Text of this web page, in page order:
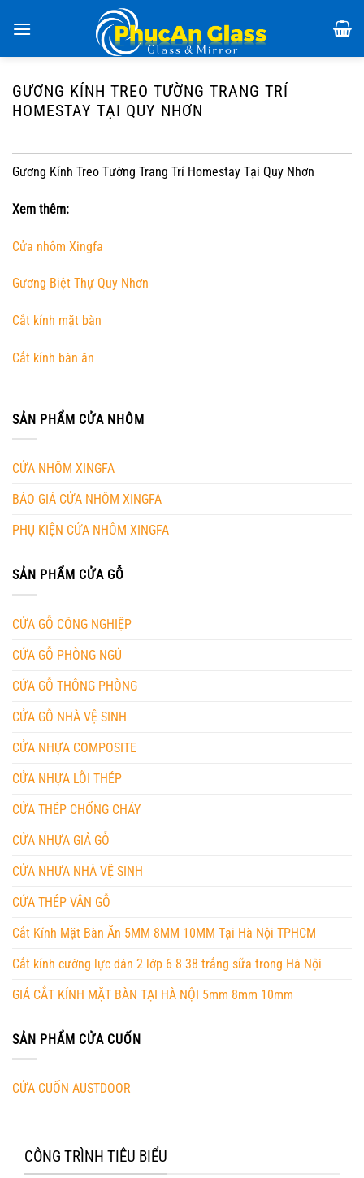
đến
GƯƠNG KÍNH TREO TƯỜNG TRANG TRÍ
HOMESTAY TẠI QUY NHƠN
Gương Kính Treo Tường Trang Trí Homestay Tại Quy Nhơn
Xem thêm:
Cửa nhôm Xingfa
Gương Biệt Thự Quy Nhơn
Cắt kính mặt bàn
Cắt kính bàn ăn
SẢN PHẨM CỬA NHÔM
CỬA NHÔM XINGFA
BÁO GIÁ CỬA NHÔM XINGFA
PHỤ KIỆN CỬA NHÔM XINGFA
SẢN PHẨM CỬA GỖ
CỬA GỖ CÔNG NGHIỆP
CỬA GỖ PHÒNG NGỦ
CỬA GỖ THÔNG PHÒNG
CỬA GỖ NHÀ VỆ SINH
CỬA NHỰA COMPOSITE
CỬA NHỰA LÕI THÉP
CỬA THÉP CHỐNG CHÁY
CỬA NHỰA GIẢ GỖ
CỬA NHỰA NHÀ VỆ SINH
CỬA THÉP VÂN GỖ
Cắt Kính Mặt Bàn Ăn 5MM 8MM 10MM Tại Hà Nội TPHCM
Cắt kính cường lực dán 2 lớp 6 8 38 trắng sữa trong Hà Nội
GIÁ CẮT KÍNH MẶT BÀN TẠI HÀ NỘI 5mm 8mm 10mm
SẢN PHẨM CỬA CUỐN
CỬA CUỐN AUSTDOOR
CÔNG TRÌNH TIÊU BIỂU